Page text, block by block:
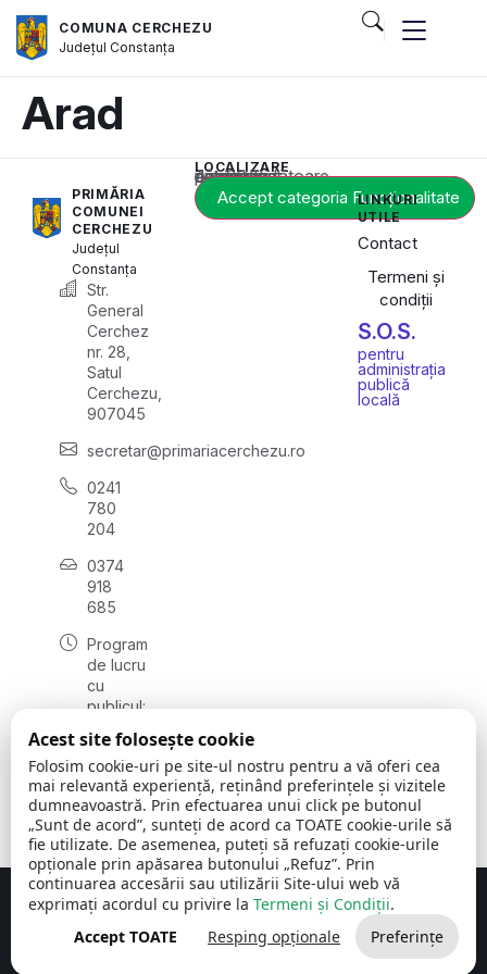
COMUNA CERCHEZU
JudețulConstanța
Arad
PRIMĂRIA
COMUNEI
CERCHEZU
Județul
Constanța
Str.
General
Cerchez
nr. 28,
Satul
Cerchezu,
907045
secretar@primariacerchezu.ro
0241
780
204
0374
918
685
Program
de lucru
cu
publicul:
08:00 -
16:30
, vineri:
08:00 -
14:00
LOCALIZARE
Acest conținut este blocat până când acceptați categoria corespunzătoare de cookie-uri.
Accept categoria Funcționalitate
LINKURI
UTILE
Contact
Termeni și
condiții
S.O.S.
pentru
administrația
publică
locală
Comuna Cerchezu © 2026Toate drepturile rezervate
Concept realizat de Big Media Relații Publice SRL
Acest site folosește cookie
Folosim cookie-uri pe site-ul nostru pentru a vă oferi cea
mai relevantă experiență, reținând preferințele și vizitele
dumneavoastră. Prin efectuarea unui click pe butonul
„Sunt de acord”, sunteți de acord ca TOATE cookie-urile să
fie utilizate. De asemenea, puteți să refuzați cookie-urile
opționale prin apăsarea butonului „Refuz”. Prin
continuarea accesării sau utilizării Site-ului web vă
exprimați acordul cu privire la Termeni și Condiții.
Accept TOATE
Resping opționale Preferințe